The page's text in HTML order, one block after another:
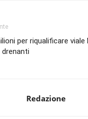
per riqualificare
drenanti
Redazione